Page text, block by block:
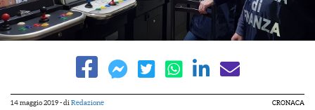
14 maggio 2019- di Redazione CRONACA